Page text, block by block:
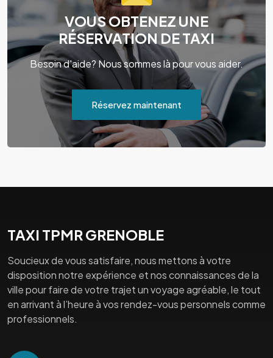
VOUS OBTENEZ UNE
RÉSERVATION DE TAXI
Besoin d'aide? Nous sommes là pour vous aider.
Réservez maintenant
TAXI TPMR GRENOBLE
Soucieux de vous satisfaire, nous mettons à votre
disposition notre expérience et nos connaissances de la
ville pour faire de votre trajet un voyage agréable, le tout
en arrivant à l’heure à vos rendez-vous personnels comme
professionnels.